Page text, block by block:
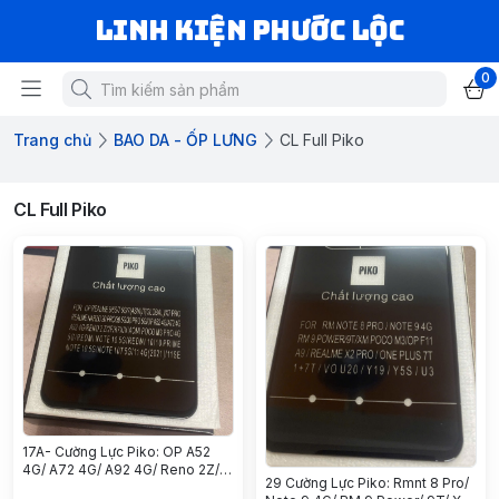
LINH KIỆN PHƯỚC LỘC
0
Trang chủ BAO DA - ỐP LƯNG CL Full Piko
CL Full Piko
17A- Cường Lực Piko: OP A52
4G/ A72 4G/ A92 4G/ Reno 2Z/
29 Cường Lực Piko: Rmnt 8 Pro/